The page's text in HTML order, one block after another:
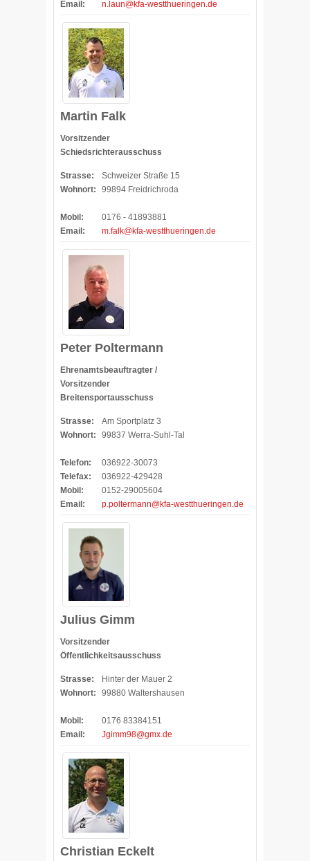
Email: n.laun@kfa-westthueringen.de
Martin Falk
Vorsitzender
Schiedsrichterausschuss
Strasse:
Schweizer Straße 15
Wohnort:
99894 Freidrichroda
Mobil:
0176 - 41893881
Email:
m.falk@kfa-westthueringen.de
Peter Poltermann
Ehrenamtsbeauftragter /
Vorsitzender
Breitensportausschuss
Strasse:
Am Sportplatz 3
Wohnort:
99837 Werra-Suhl-Tal
Telefon:
036922-30073
Telefax:
036922-429428
Mobil:
0152-29005604
Email:
p.poltermann@kfa-westthueringen.de
Julius Gimm
Vorsitzender
Öffentlichkeitsausschuss
Strasse:
Hinter der Mauer 2
Wohnort:
99880 Waltershausen
Mobil:
0176 83384151
Email:
Jgimm98@gmx.de
Christian Eckelt